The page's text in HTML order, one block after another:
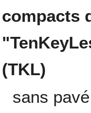
compacts
(TKL)
sans pavé